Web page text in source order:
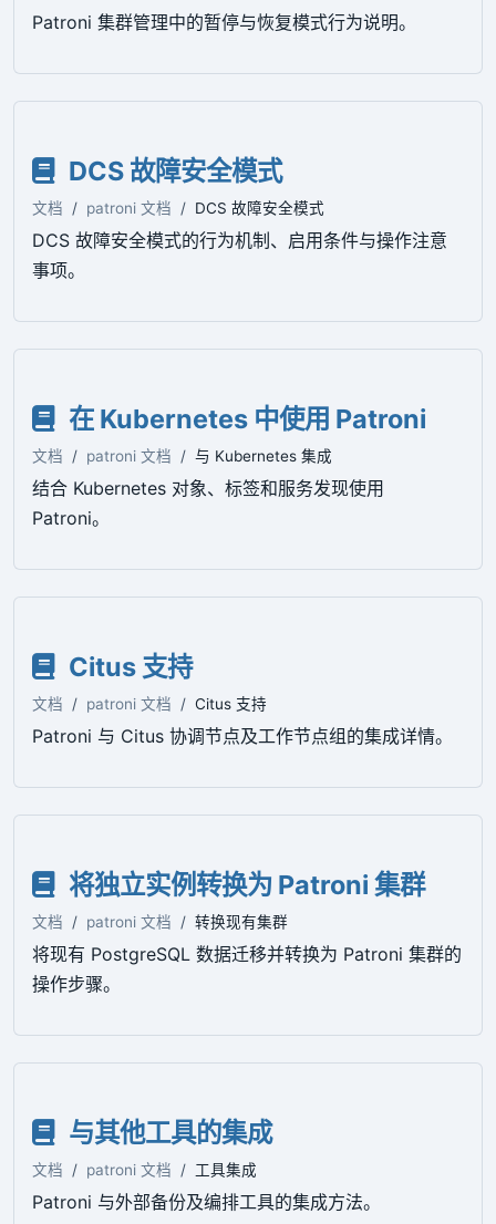
Patroni 集群管理中的暂停与恢复模式行为说明。
DCS 故障安全模式
文档 patroni 文档 DCS 故障安全模式
DCS 故障安全模式的行为机制、启用条件与操作注意
事项。
在 Kubernetes 中使用 Patroni
文档 patroni 文档 与 Kubernetes 集成
结合 Kubernetes 对象、标签和服务发现使用
Patroni。
Citus 支持
文档 patroni 文档 Citus 支持
Patroni 与 Citus 协调节点及工作节点组的集成详情。
将独立实例转换为 Patroni 集群
文档 patroni 文档 转换现有集群
将现有 PostgreSQL 数据迁移并转换为 Patroni 集群的
操作步骤。
与其他工具的集成
文档 patroni 文档 工具集成
Patroni 与外部备份及编排工具的集成方法。